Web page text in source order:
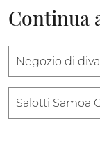
Continua
Negozio di
Salotti Samoa